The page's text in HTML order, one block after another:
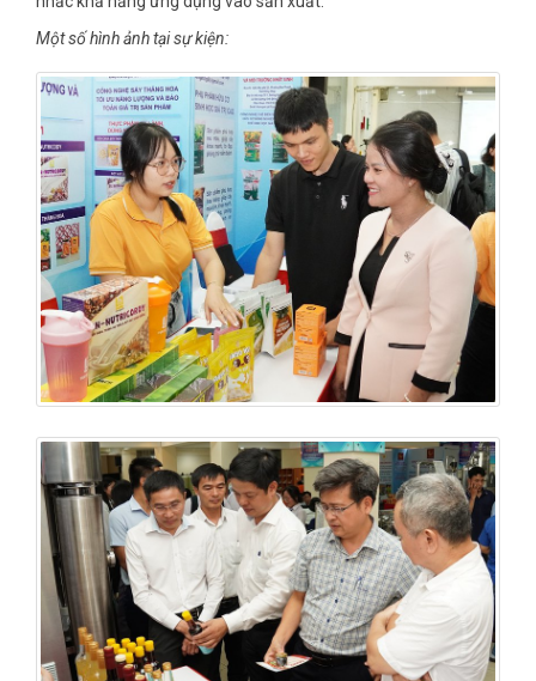
Một số hình ảnh tại sự kiện: